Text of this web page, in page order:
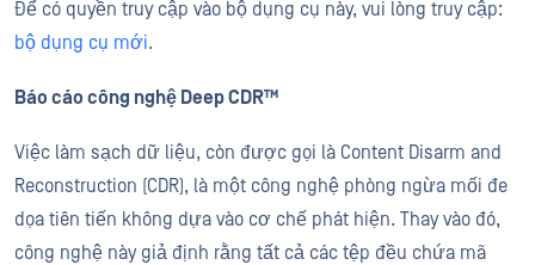
Để có quyền truy cập vào bộ dụng cụ này, vui lòng truy cập:
bộ dụng cụ mới.
Báo cáo công nghệ Deep CDR™
Việc làm sạch dữ liệu, còn được gọi là Content Disarm and
Reconstruction (CDR), là một công nghệ phòng ngừa mối đe
dọa tiên tiến không dựa vào cơ chế phát hiện. Thay vào đó,
công nghệ này giả định rằng tất cả các tệp đều chứa mã